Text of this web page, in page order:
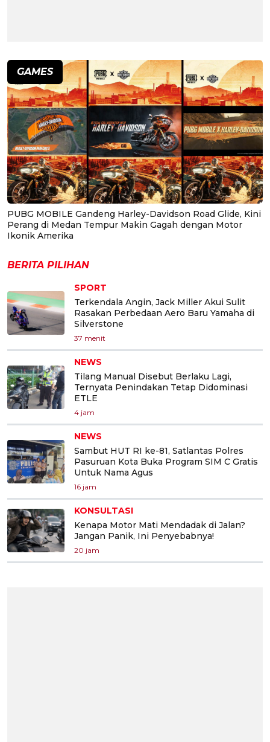
GAMES
PUBG MOBILE Gandeng Harley-Davidson Road Glide, Kini
Perang di Medan Tempur Makin Gagah dengan Motor
Ikonik Amerika
BERITA PILIHAN
SPORT
Terkendala Angin, Jack Miller Akui Sulit
Rasakan Perbedaan Aero Baru Yamaha di
Silverstone
37 menit
NEWS
Tilang Manual Disebut Berlaku Lagi,
Ternyata Penindakan Tetap Didominasi
ETLE
4 jam
NEWS
Sambut HUT RI ke-81, Satlantas Polres
Pasuruan Kota Buka Program SIM C Gratis
Untuk Nama Agus
16 jam
KONSULTASI
Kenapa Motor Mati Mendadak di Jalan?
Jangan Panik, Ini Penyebabnya!
20 jam